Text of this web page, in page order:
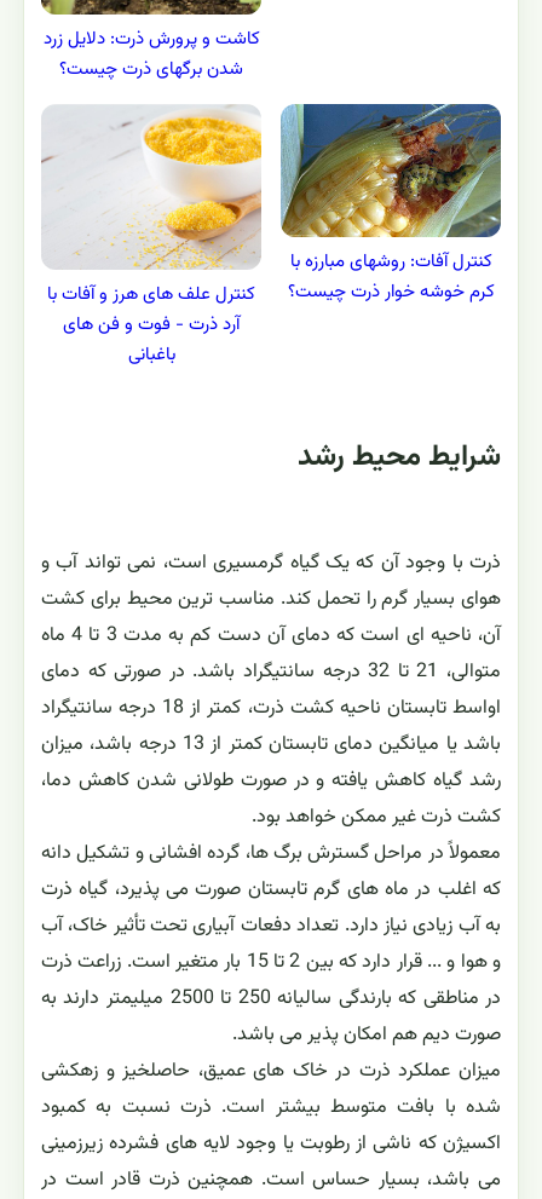
کاشت و پرورش ذرت: دلایل زرد
شدن برگهای ذرت چیست؟
کنترل آفات: روشهای مبارزه با
کرم خوشه خوار ذرت چیست؟
کنترل علف های هرز و آفات با
آرد ذرت - فوت و فن های
باغبانی
شرایط محیط رشد
ذرت با وجود آن که یک گیاه گرمسیری است، نمی تواند آب و
هوای بسیار گرم را تحمل کند. مناسب ترین محیط برای کشت
آن، ناحیه ای است که دمای آن دست کم به مدت 3 تا 4 ماه
متوالی، 21 تا 32 درجه سانتیگراد باشد. در صورتی که دمای
اواسط تابستان ناحیه کشت ذرت، کمتر از 18 درجه سانتیگراد
باشد یا میانگین دمای تابستان کمتر از 13 درجه باشد، میزان
رشد گیاه کاهش یافته و در صورت طولانی شدن کاهش دما،
کشت ذرت غیر ممکن خواهد بود.
معمولاً در مراحل گسترش برگ ها، گرده افشانی و تشکیل دانه
که اغلب در ماه های گرم تابستان صورت می پذیرد، گیاه ذرت
به آب زیادی نیاز دارد. تعداد دفعات آبیاری تحت تأثیر خاک، آب
و هوا و ... قرار دارد که بین 2 تا 15 بار متغیر است. زراعت ذرت
در مناطقی که بارندگی سالیانه 250 تا 2500 میلیمتر دارند به
صورت دیم هم امکان پذیر می باشد.
میزان عملکرد ذرت در خاک های عمیق، حاصلخیز و زهکشی
شده با بافت متوسط بیشتر است. ذرت نسبت به کمبود
اکسیژن که ناشی از رطوبت یا وجود لایه های فشرده زیرزمینی
می باشد، بسیار حساس است. همچنین ذرت قادر است در